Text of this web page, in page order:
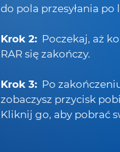
do pola przesyłania po
Krok 2: Poczekaj, aż
RAR się zakończy.
Krok 3: Po
zobaczysz przycisk
Kliknij go, aby pobrać